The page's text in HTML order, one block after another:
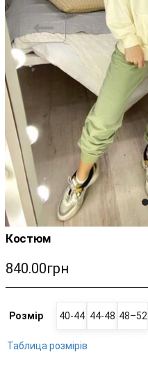
Костюм
840.00грн
Розмір 40-44 44-48 48–52
Таблица розмірів